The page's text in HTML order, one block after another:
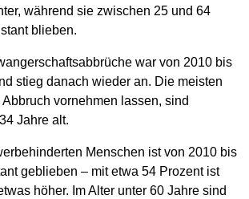
während sie zwischen 25 und 64
blieben.
war von 2010 bis
stieg danach wieder an. Die meisten
vornehmen lassen, sind
Jahre alt.
Menschen ist von 2010 bis
geblieben – mit etwa 54 Prozent ist
höher. Im Alter unter 60 Jahre sind